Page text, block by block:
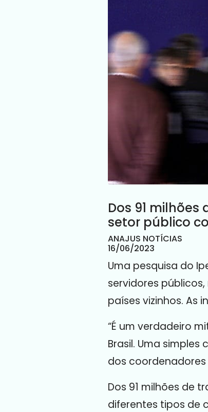
Dos 91
setor público
ANAJUS NOTÍCIAS
16/06/2023
Uma pesquisa do
servidores
países vizinhos. As
“É um verdadeiro
Brasil. Uma
dos coordenadores
Dos 91 milhões de
diferentes tipos de